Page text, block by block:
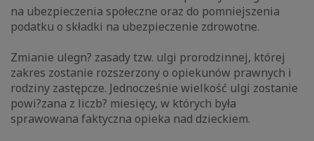
na ubezpieczenia społeczne oraz do pomniejszenia
podatku o składki na ubezpieczenie zdrowotne.
Zmianie ulegn? zasady tzw. ulgi prorodzinnej, której
zakres zostanie rozszerzony o opiekunów prawnych i
rodziny zastępcze. Jednocześnie wielkość ulgi zostanie
powi?zana z liczb? miesięcy, w których była
sprawowana faktyczna opieka nad dzieckiem.